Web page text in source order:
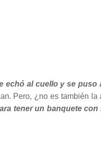
echó al cuello y se puso
Pero, ¿no es también la
tener un banquete con